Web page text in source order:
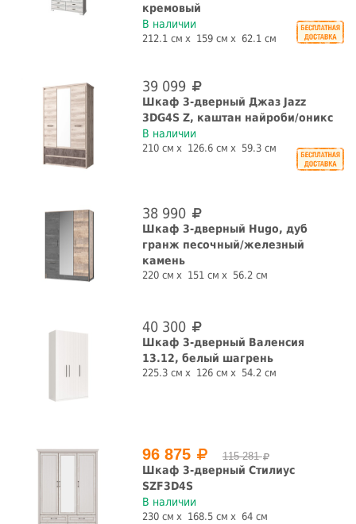
кремовый
В наличии
212.1 см 159 см 62.1 см
39 099
Шкаф 3-дверный Джаз Jazz
3DG4S Z, каштан найроби/оникс
В наличии
210 см 126.6 см 59.3 см
38 990
Шкаф 3-дверный Hugo, дуб
гранж песочный/железный
камень
220 см 151 см 56.2 см
40 300
Шкаф 3-дверный Валенсия
13.12, белый шагрень
225.3 см 126 см 54.2 см
96 875 115 281
Шкаф 3-дверный Стилиус
SZF3D4S
В наличии
230 см 168.5 см 64 см